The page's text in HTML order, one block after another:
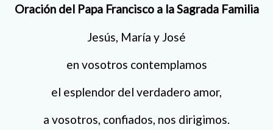
Oración del Papa Francisco a la Sagrada Familia
Jesús, María y José
en vosotros contemplamos
el esplendor del verdadero amor,
a vosotros, confiados, nos dirigimos.